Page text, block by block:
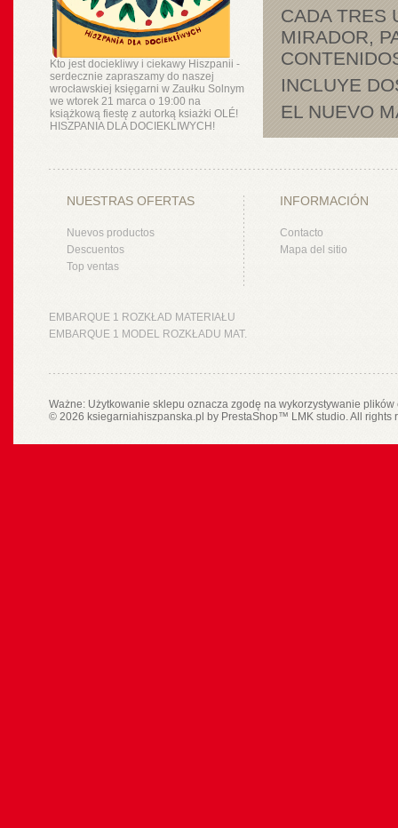
Kto jest dociekliwy i ciekawy Hiszpanii -
serdecznie zapraszamy do naszej
wrocławskiej księgarni w Zaułku Solnym
we wtorek 21 marca o 19:00 na
książkową fiestę z autorką ksiażki OLÉ!
HISZPANIA DLA DOCIEKLIWYCH!
CADA TRES
MIRADOR,
INCLUYE
EL NUEVO
NUESTRAS OFERTAS
Nuevos productos
Descuentos
Top ventas
INFORMACIÓN
Contacto
Mapa del sitio
EMBARQUE 1 ROZKŁAD MATERIAŁU
EMBARQUE 1 MODEL ROZKŁADU MAT.
Ważne: Użytkowanie sklepu oznacza zgodę na wykorzystywanie
© 2026 ksiegarniahiszpanska.pl by PrestaShop™ LMK studio. All rights